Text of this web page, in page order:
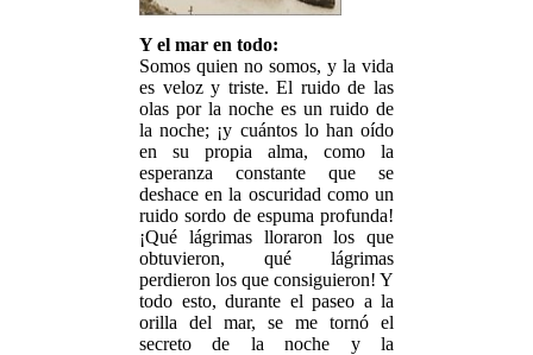
Y el mar en todo:
Somos quien no somos, y la vida
es veloz y triste. El ruido de las
olas por la noche es un ruido de
la noche; ¡y cuántos lo han oído
en su propia alma, como la
esperanza constante que se
deshace en la oscuridad como un
ruido sordo de espuma profunda!
¡Qué lágrimas lloraron los que
obtuvieron, qué lágrimas
perdieron los que consiguieron! Y
todo esto, durante el paseo a la
orilla del mar, se me tornó el
secreto de la noche y la